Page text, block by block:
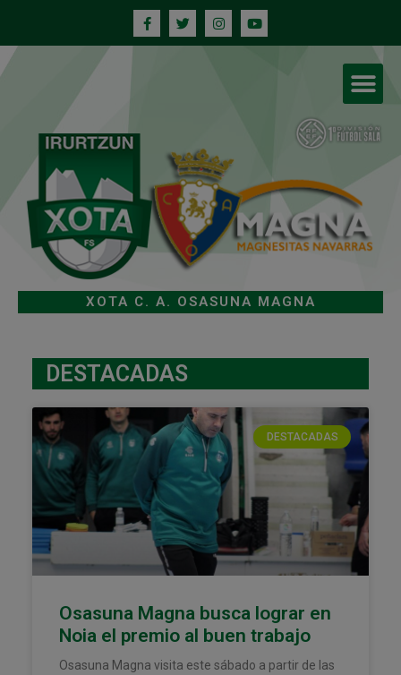
XOTA C. A. OSASUNA MAGNA
DESTACADAS
DESTACADAS
Osasuna Magna busca lograr en
Noia el premio al buen trabajo
Osasuna Magna visita este sábado a partir de las